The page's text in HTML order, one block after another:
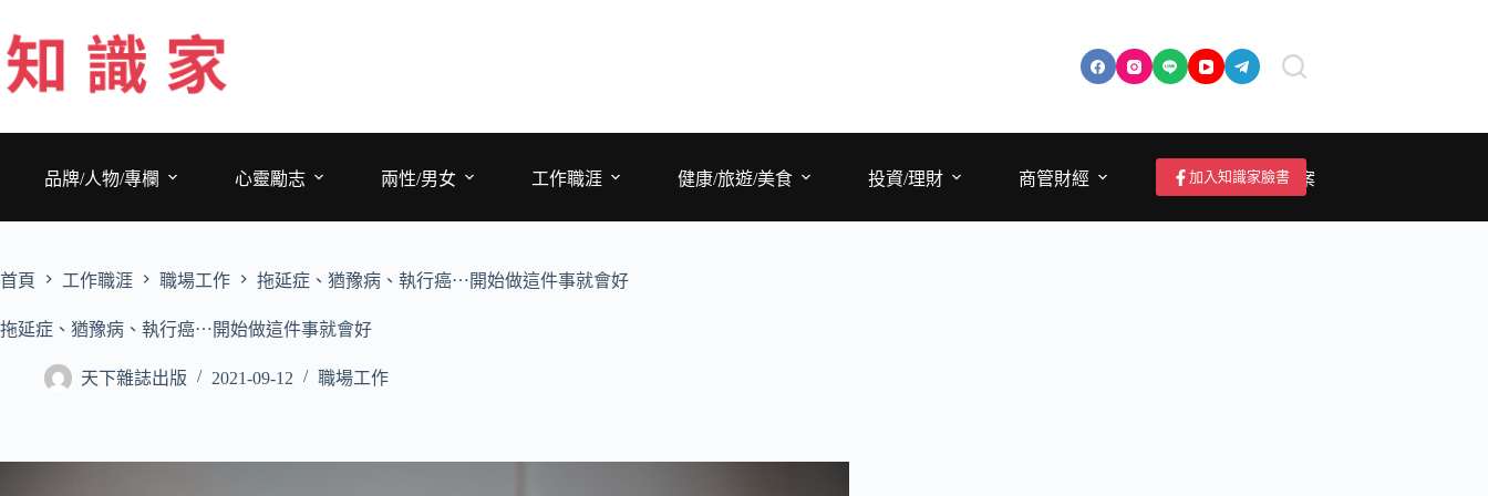
至
主
要
品牌/人物/專欄
心靈勵志 兩性/男女 工作職涯 健康/旅遊/美食 投資/理財 商管財經 成為作者/投稿/提案
加入知識家臉書
首頁 工作職涯 職場工作 拖延症、猶豫病、執行癌⋯開始做這件事就會好
拖延症、猶豫病、執行癌⋯開始做這件事就會好
天下雜誌出版 2021-09-12 職場工作